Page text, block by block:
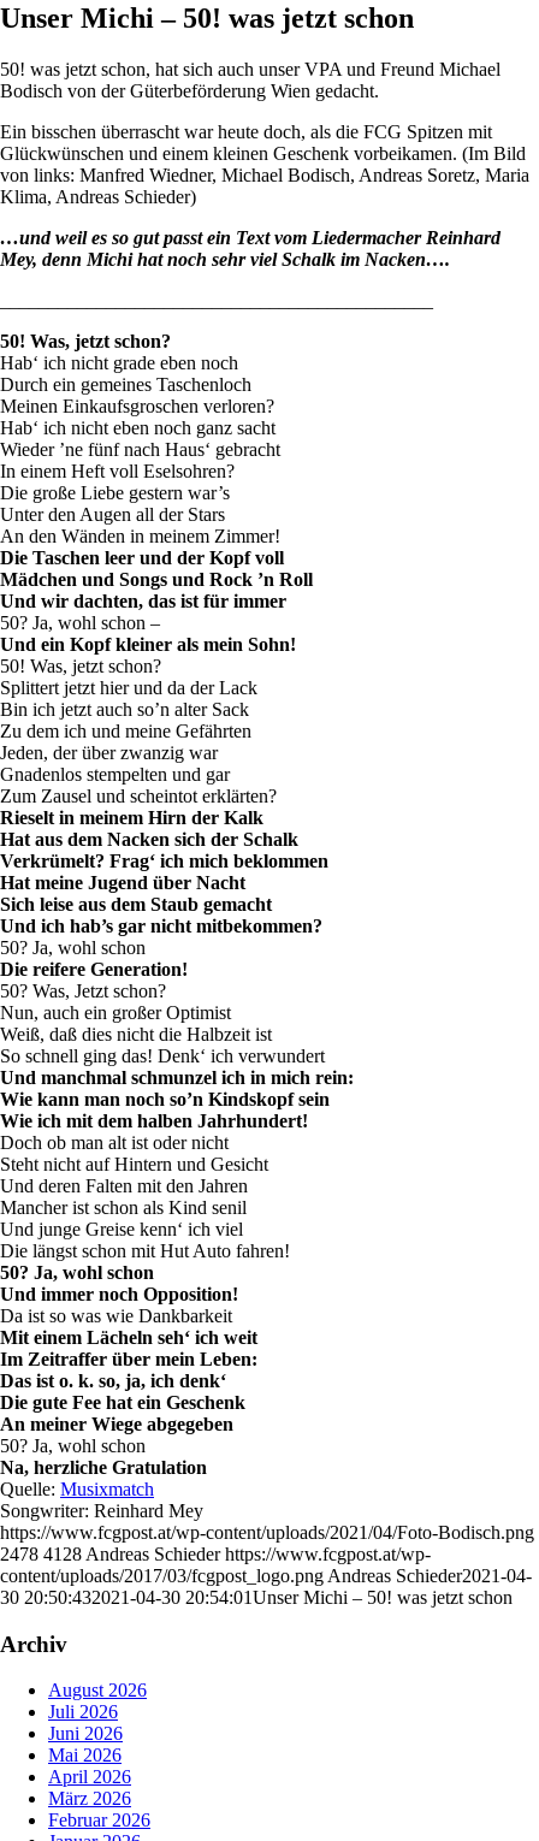
Unser Michi – 50! was jetzt schon
50! was jetzt schon, hat sich auch unser VPA und Freund Michael
Bodisch von der Güterbeförderung Wien gedacht.
Ein bisschen überrascht war heute doch, als die FCG Spitzen mit
Glückwünschen und einem kleinen Geschenk vorbeikamen. (Im Bild
von links: Manfred Wiedner, Michael Bodisch, Andreas Soretz, Maria
Klima, Andreas Schieder)
…und weil es so gut passt ein Text vom Liedermacher Reinhard
Mey, denn Michi hat noch sehr viel Schalk im Nacken….
50! Was, jetzt schon?
Hab‘ ich nicht grade eben noch
Durch ein gemeines Taschenloch
Meinen Einkaufsgroschen verloren?
Hab‘ ich nicht eben noch ganz sacht
Wieder ’ne fünf nach Haus‘ gebracht
In einem Heft voll Eselsohren?
Die große Liebe gestern war’s
Unter den Augen all der Stars
An den Wänden in meinem Zimmer!
Die Taschen leer und der Kopf voll
Mädchen und Songs und Rock ’n Roll
Und wir dachten, das ist für immer
50? Ja, wohl schon –
Und ein Kopf kleiner als mein Sohn!
50! Was, jetzt schon?
Splittert jetzt hier und da der Lack
Bin ich jetzt auch so’n alter Sack
Zu dem ich und meine Gefährten
Jeden, der über zwanzig war
Gnadenlos stempelten und gar
Zum Zausel und scheintot erklärten?
Rieselt in meinem Hirn der Kalk
Hat aus dem Nacken sich der Schalk
Verkrümelt? Frag‘ ich mich beklommen
Hat meine Jugend über Nacht
Sich leise aus dem Staub gemacht
Und ich hab’s gar nicht mitbekommen?
50? Ja, wohl schon
Die reifere Generation!
50? Was, Jetzt schon?
Nun, auch ein großer Optimist
Weiß, daß dies nicht die Halbzeit ist
So schnell ging das! Denk‘ ich verwundert
Und manchmal schmunzel ich in mich rein:
Wie kann man noch so’n Kindskopf sein
Wie ich mit dem halben Jahrhundert!
Doch ob man alt ist oder nicht
Steht nicht auf Hintern und Gesicht
Und deren Falten mit den Jahren
Mancher ist schon als Kind senil
Und junge Greise kenn‘ ich viel
Die längst schon mit Hut Auto fahren!
50? Ja, wohl schon
Und immer noch Opposition!
Da ist so was wie Dankbarkeit
Mit einem Lächeln seh‘ ich weit
Im Zeitraffer über mein Leben:
Das ist o. k. so, ja, ich denk‘
Die gute Fee hat ein Geschenk
An meiner Wiege abgegeben
50? Ja, wohl schon
Na, herzliche Gratulation
Quelle: Musixmatch
Songwriter: Reinhard Mey
https://www.fcgpost.at/wp-content/uploads/2021/04/Foto-Bodisch.png
2478 4128 Andreas Schieder https://www.fcgpost.at/wp-
content/uploads/2017/03/fcgpost_logo.png Andreas Schieder2021-04-
30 20:50:432021-04-30 20:54:01Unser Michi – 50! was jetzt schon
Archiv
August 2026
Juli 2026
Juni 2026
Mai 2026
April 2026
März 2026
Februar 2026